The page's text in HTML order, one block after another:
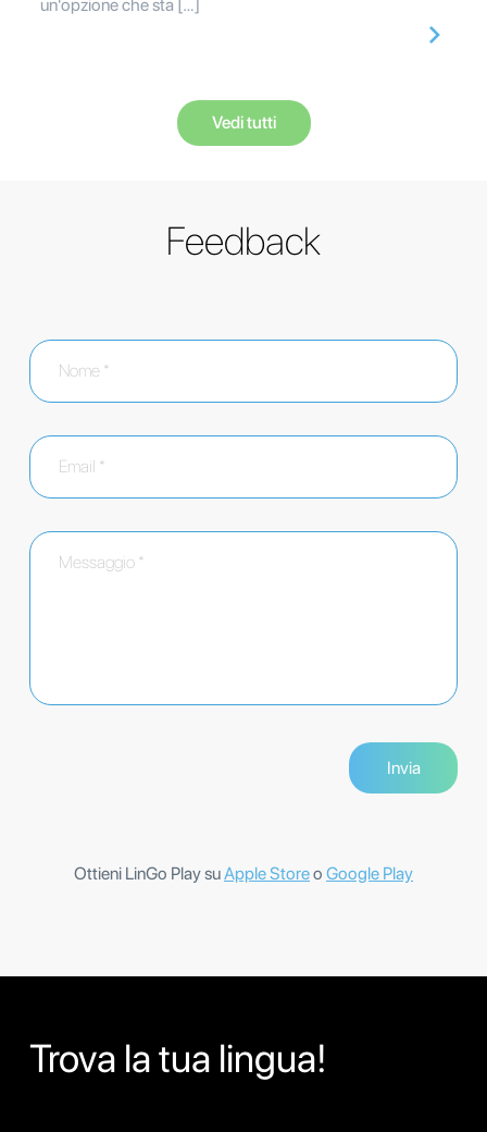
un'opzione che sta […]
Vedi tutti
Feedback
Ottieni LinGo Play suApple Storeo Google Play
Trova la tua lingua!